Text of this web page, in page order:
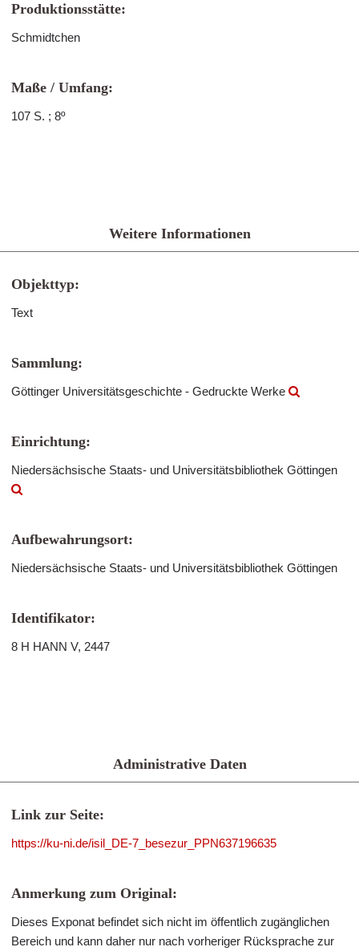
Produktionsstätte:
Schmidtchen
Maße / Umfang:
107 S. ; 8º
Weitere Informationen
Objekttyp:
Text
Sammlung:
Göttinger Universitätsgeschichte - Gedruckte Werke
Einrichtung:
Niedersächsische Staats- und Universitätsbibliothek Göttingen
Aufbewahrungsort:
Niedersächsische Staats- und Universitätsbibliothek Göttingen
Identifikator:
8 H HANN V, 2447
Administrative Daten
Link zur Seite:
https://ku-ni.de/isil_DE-7_besezur_PPN637196635
Anmerkung zum Original:
Dieses Exponat befindet sich nicht im öffentlich zugänglichen
Bereich und kann daher nur nach vorheriger Rücksprache zur